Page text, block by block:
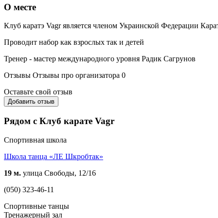
О месте
Клуб каратэ Vagr является членом Украинской Федерации
Проводит набор как взрослых так и детей
Тренер - мастер международного уровня Радик Сагрунов
Отзывы Отзывы про организатора 0
Оставьте свой отзыв
Добавить отзыв
Рядом с Клуб карате Vagr
Спортивная школа
Школа танца «ЛЕ Шкробтак»
19 м. улица Свободы, 12/16
(050) 323-46-11
Спортивные танцы
Тренажерный зал